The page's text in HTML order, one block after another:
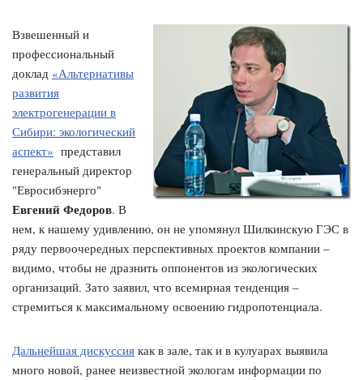
Взвешенный и
профессиональный
доклад «Альтернативы
развития
электрогенерации в
Сибири: экологический
аспект» представил
генеральный директор
"Евросибэнерго"
Евгений Федоров. В
нем, к нашему удивлению, он не упомянул Шилкинскую ГЭС в
ряду первоочередных перспективных проектов компании –
видимо, чтобы не дразнить оппонентов из экологических
организаций. Зато заявил, что всемирная тенденция –
стремиться к максимальному освоению гидропотенциала.
Дальнейшая дискуссия как в зале, так и в кулуарах выявила
много новой, ранее неизвестной экологам информации по